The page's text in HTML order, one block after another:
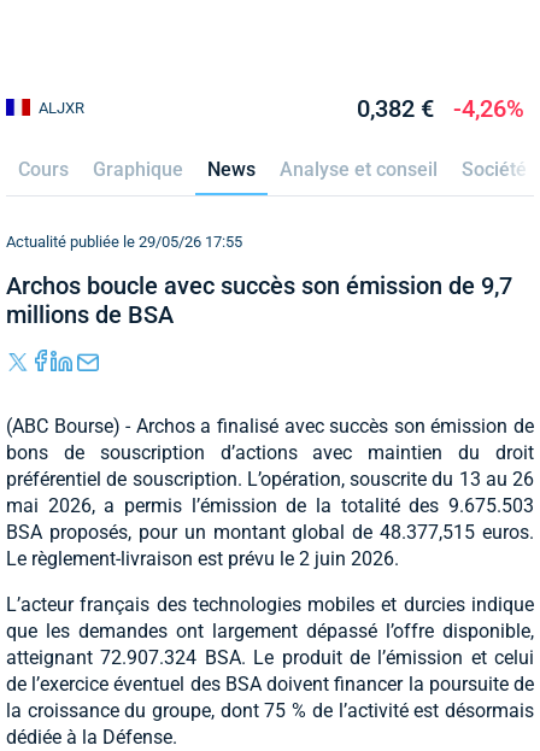
ALJXR 0,382 € -4,26%
Cours Graphique News Analyse et conseil Société
Actualité publiée le 29/05/26 17:55
Archos boucle avec succès son émission de 9,7
millions de BSA
(ABC Bourse) - Archos a finalisé avec succès son émission de
bons de souscription d’actions avec maintien du droit
préférentiel de souscription. L’opération, souscrite du 13 au 26
mai 2026, a permis l’émission de la totalité des 9.675.503
BSA proposés, pour un montant global de 48.377,515 euros.
Le règlement-livraison est prévu le 2 juin 2026.
L’acteur français des technologies mobiles et durcies indique
que les demandes ont largement dépassé l’offre disponible,
atteignant 72.907.324 BSA. Le produit de l’émission et celui
de l’exercice éventuel des BSA doivent financer la poursuite de
la croissance du groupe, dont 75 % de l’activité est désormais
dédiée à la Défense.